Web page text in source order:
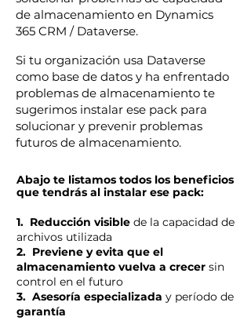
de almacenamiento en Dynamics
365 CRM / Dataverse.
Si tu organización usa Dataverse
como base de datos y ha enfrentado
problemas de almacenamiento te
sugerimos instalar ese pack para
solucionar y prevenir problemas
futuros de almacenamiento.
Abajo te listamos todos los beneficios
que tendrás al instalar ese pack:
1. Reducción visible de la capacidad de
archivos utilizada
2. Previene y evita que el
almacenamiento vuelva a crecer sin
control en el futuro
3. Asesoría especializada y período de
garantía